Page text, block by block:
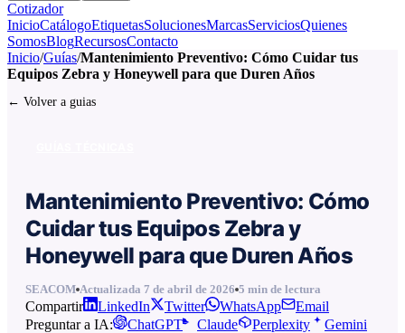
Cotizador
InicioCatálogoEtiquetasSolucionesMarcasServiciosQuienes
SomosBlogRecursosContacto
Inicio/Guías/Mantenimiento Preventivo: Cómo Cuidar tus
Equipos Zebra y Honeywell para que Duren Años
← Volver a guias
Mantenimiento Preventivo: Cómo
Cuidar tus Equipos Zebra y
Honeywell para que Duren Años
SEACOM Actualizada 7 de abril de 2026 5 min de lectura
Compartir LinkedIn Twitter WhatsApp
Email
Preguntar a IA:
ChatGPT Claude Perplexity
Gemini